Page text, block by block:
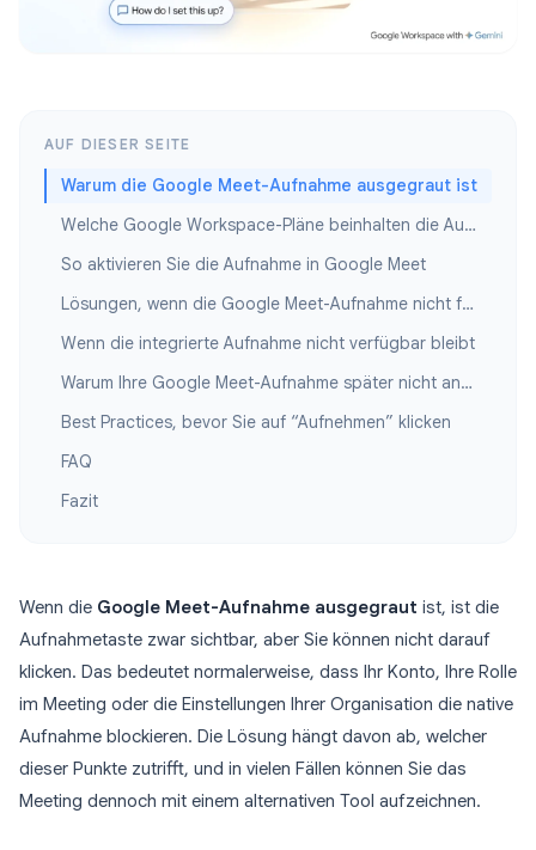
AUF DIESER SEITE
Warum die Google Meet-Aufnahme ausgegraut ist
Welche Google Workspace-Pläne beinhalten die Aufnahme?
So aktivieren Sie die Aufnahme in Google Meet
Lösungen, wenn die Google Meet-Aufnahme nicht funktioniert
Wenn die integrierte Aufnahme nicht verfügbar bleibt
Warum Ihre Google Meet-Aufnahme später nicht angezeigt wird
Best Practices, bevor Sie auf “Aufnehmen” klicken
FAQ
Fazit
Wenn die Google Meet-Aufnahme ausgegraut ist, ist die
Aufnahmetaste zwar sichtbar, aber Sie können nicht darauf
klicken. Das bedeutet normalerweise, dass Ihr Konto, Ihre Rolle
im Meeting oder die Einstellungen Ihrer Organisation die native
Aufnahme blockieren. Die Lösung hängt davon ab, welcher
dieser Punkte zutrifft, und in vielen Fällen können Sie das
Meeting dennoch mit einem alternativen Tool aufzeichnen.